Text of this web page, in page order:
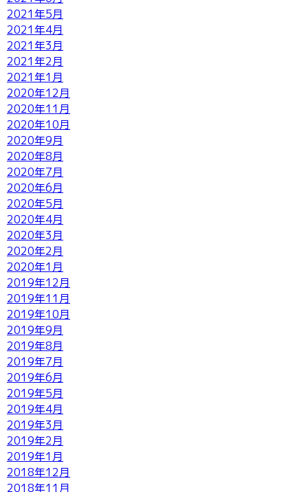
2021年5月
2021年4月
2021年3月
2021年2月
2021年1月
2020年12月
2020年11月
2020年10月
2020年9月
2020年8月
2020年7月
2020年6月
2020年5月
2020年4月
2020年3月
2020年2月
2020年1月
2019年12月
2019年11月
2019年10月
2019年9月
2019年8月
2019年7月
2019年6月
2019年5月
2019年4月
2019年3月
2019年2月
2019年1月
2018年12月
2018年11月